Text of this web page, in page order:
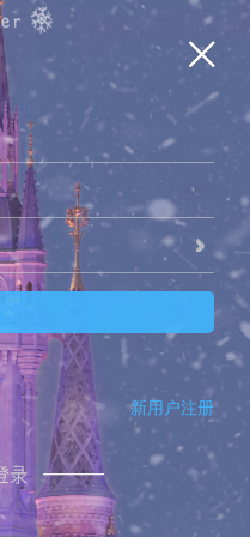
新用户注册